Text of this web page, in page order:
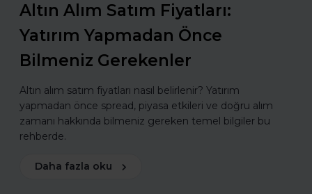
Altın Alım Satım Fiyatları:
Yatırım Yapmadan Önce
Bilmeniz Gerekenler
Altın alım satım fiyatları nasıl belirlenir? Yatırım
yapmadan önce spread, piyasa etkileri ve doğru alım
zamanı hakkında bilmeniz gereken temel bilgiler bu
rehberde.
Daha fazla oku